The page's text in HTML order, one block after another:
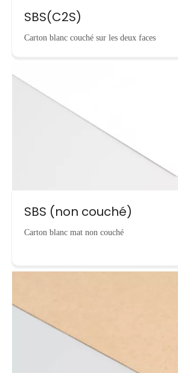
SBS(C2S)
Carton blanc couché sur les deux faces
SBS (non couché)
Carton blanc mat non couché